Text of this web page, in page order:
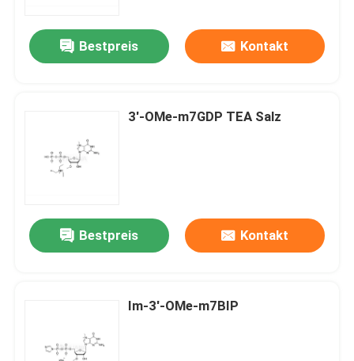
Über uns
Qualitätskontrolle
Nachrichten
Phosphoramiditen
Bestpreis Kontakt
3'-OMe-m7GDP TEA Salz
Bestpreis Kontakt
Im-3'-OMe-m7BIP